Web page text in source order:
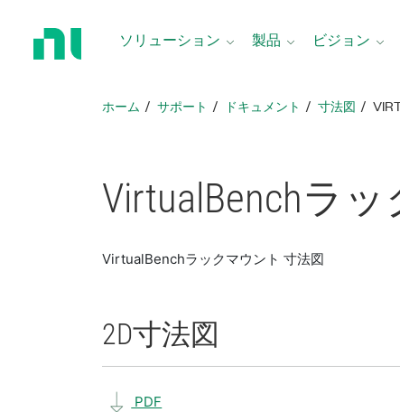
ソリューション 製品 ビジョン
ホーム サポート ドキュメント 寸法図
VirtualBenchラッ
VirtualBenchラックマウント 寸法図
2D寸法図
PDF